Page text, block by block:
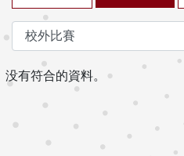
没有符合的資料。